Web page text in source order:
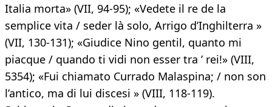
Italia morta» (VII, 94-95); «Vedete il re de la
semplice vita / seder là solo, Arrigo d’Inghilterra »
(VII, 130-131); «Giudice Nino gentil, quanto mi
piacque / quando ti vidi non esser tra ’ rei!» (VIII,
5354); «Fui chiamato Currado Malaspina; / non son
l’antico, ma di lui discesi » (VIII, 118-119).